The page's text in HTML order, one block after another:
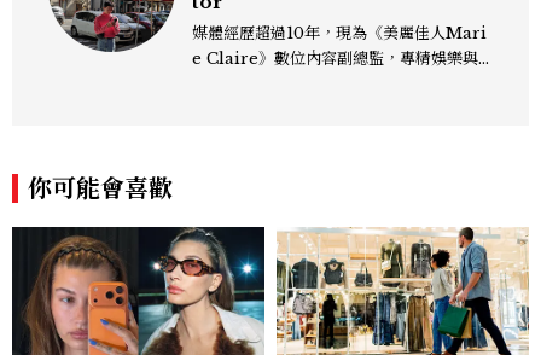
媒體經歷超過10年，現為《美麗佳人Mari
e Claire》數位內容副總監，專精娛樂與
你可能會喜歡